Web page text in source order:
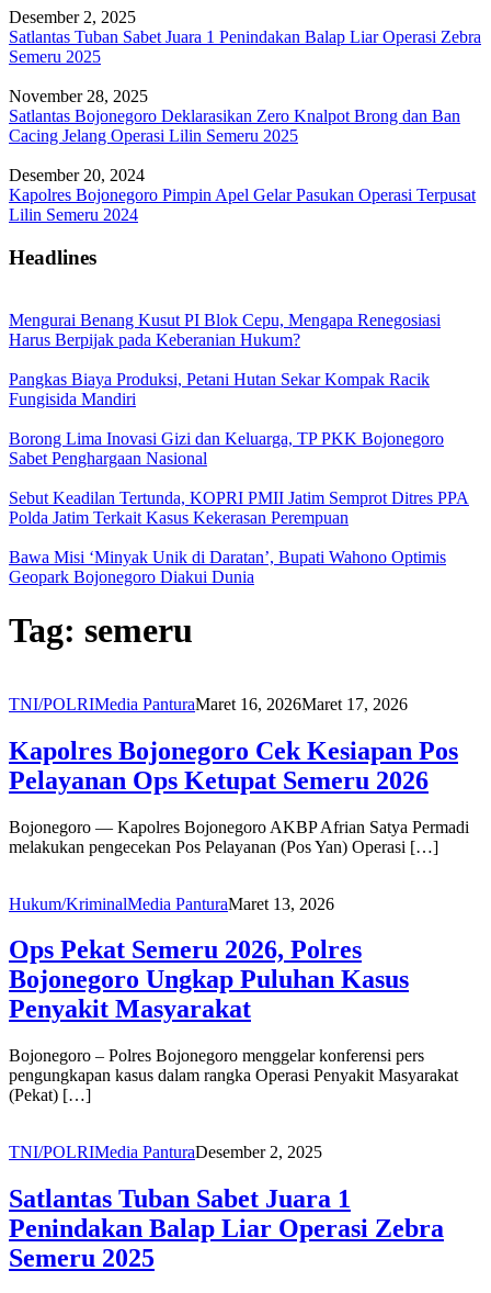
Desember 2, 2025
Satlantas Tuban Sabet Juara 1 Penindakan Balap Liar Operasi Zebra
Semeru 2025
November 28, 2025
Satlantas Bojonegoro Deklarasikan Zero Knalpot Brong dan Ban
Cacing Jelang Operasi Lilin Semeru 2025
Desember 20, 2024
Kapolres Bojonegoro Pimpin Apel Gelar Pasukan Operasi Terpusat
Lilin Semeru 2024
Headlines
Mengurai Benang Kusut PI Blok Cepu, Mengapa Renegosiasi
Harus Berpijak pada Keberanian Hukum?
Pangkas Biaya Produksi, Petani Hutan Sekar Kompak Racik
Fungisida Mandiri
Borong Lima Inovasi Gizi dan Keluarga, TP PKK Bojonegoro
Sabet Penghargaan Nasional
Sebut Keadilan Tertunda, KOPRI PMII Jatim Semprot Ditres PPA
Polda Jatim Terkait Kasus Kekerasan Perempuan
Bawa Misi ‘Minyak Unik di Daratan’, Bupati Wahono Optimis
Geopark Bojonegoro Diakui Dunia
Tag: semeru
TNI/POLRIMedia PanturaMaret 16, 2026Maret 17, 2026
Kapolres Bojonegoro Cek Kesiapan Pos
Pelayanan Ops Ketupat Semeru 2026
Bojonegoro — Kapolres Bojonegoro AKBP Afrian Satya Permadi
melakukan pengecekan Pos Pelayanan (Pos Yan) Operasi […]
Hukum/KriminalMedia PanturaMaret 13, 2026
Ops Pekat Semeru 2026, Polres
Bojonegoro Ungkap Puluhan Kasus
Penyakit Masyarakat
Bojonegoro – Polres Bojonegoro menggelar konferensi pers
pengungkapan kasus dalam rangka Operasi Penyakit Masyarakat
(Pekat) […]
TNI/POLRIMedia PanturaDesember 2, 2025
Satlantas Tuban Sabet Juara 1
Penindakan Balap Liar Operasi Zebra
Semeru 2025